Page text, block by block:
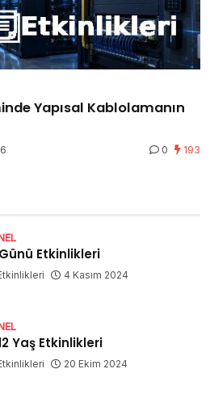
Yapısal Kablolamanın
0 193
Etkinlikleri
4 Kasım 2024
Yaş Etkinlikleri
20 Ekim 2024